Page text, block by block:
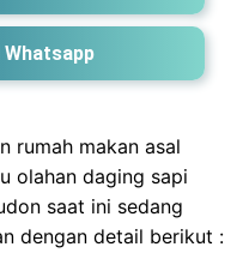
Whatsapp
rumah makan asal
olahan daging sapi
saat ini sedang
dengan detail berikut :